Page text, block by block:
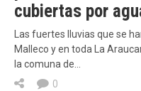
cubiertas por
Las fuertes lluvias que se
Malleco y en toda La
la comuna de…
0